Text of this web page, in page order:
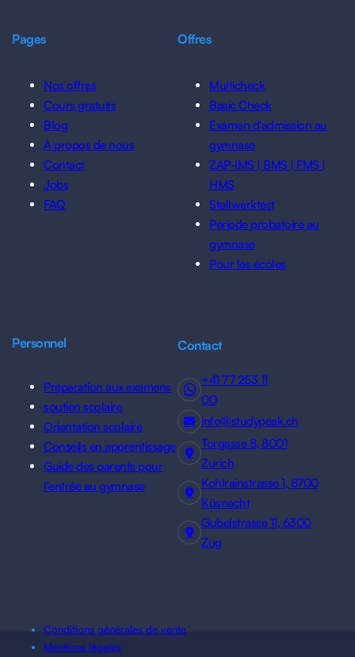
Offres
Multicheck
Basic Check
Examen d'admission au
gymnase
ZAP-IMS | BMS | FMS |
HMS
Stellwerktest
Période probatoire au
gymnase
Pour les écoles
Pages
Nos offres
Cours gratuits
Blog
À propos de nous
Contact
Jobs
FAQ
Contact
+41 77 253 11
00
info@studypeak.ch
Torgasse 8, 8001
Zurich
Kohlrainstrasse 1, 8700
Küsnacht
Gubelstrasse 11, 6300
Zug
Personnel
Préparation aux examens
soutien scolaire
Orientation scolaire
Conseils en apprentissage
Guide des parents pour
l'entrée au gymnase
Conditions générales de vente
Mentions légales